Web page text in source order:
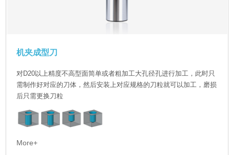
机夹成型刀
对D20以上精度不高型面简单或者粗加工大孔径孔进行加工，此时只
需制作好对应的刀体，然后安装上对应规格的刀粒就可以加工，磨损
后只需更换刀粒
More+